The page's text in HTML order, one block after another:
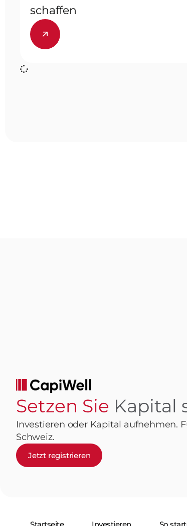
schaffen
Setzen Sie Kapital
Investieren oder Kapital aufnehmen.
Schweiz.
Jetzt registrieren